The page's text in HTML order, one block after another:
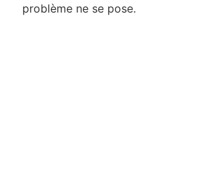
problème ne se pose.